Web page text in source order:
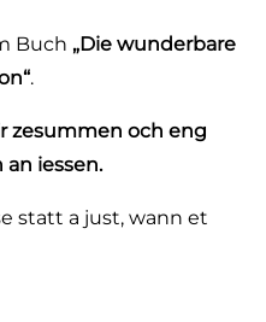
Buch „Die wunderbare
.
zesummen och eng
an iessen.
statt a just, wann et